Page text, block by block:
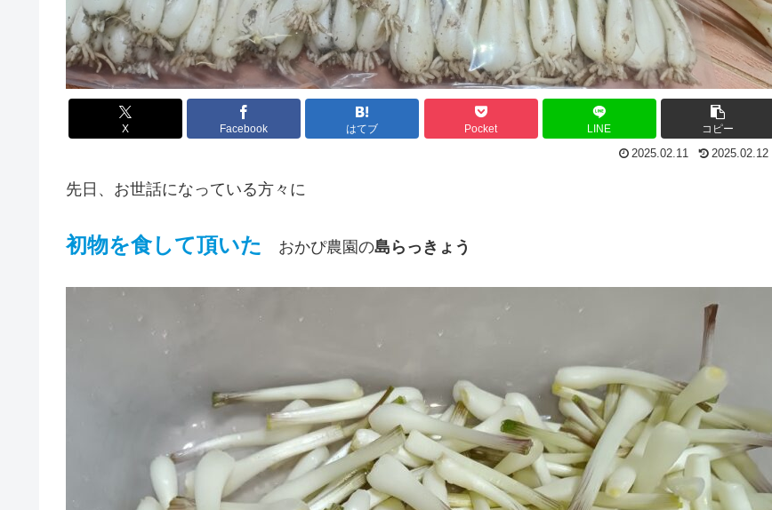
X Facebook はてブ Pocket LINE コピー
2025.02.11 2025.02.12
先日、お世話になっている方々に
初物を食して頂いた おかぴ農園の島らっきょう